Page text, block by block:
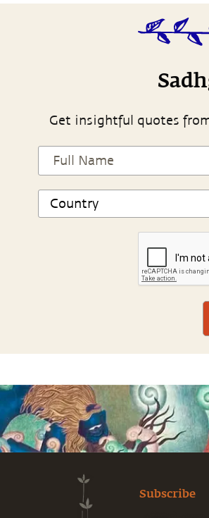
Get insightful quotes
Subscribe